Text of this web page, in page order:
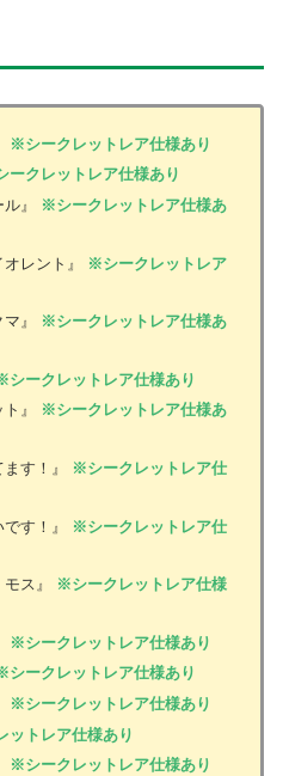
※シークレットレア仕様あり
ークレットレア仕様あり
』
※シークレットレア仕様あ
レント』
※シークレットレア
』
※シークレットレア仕様あ
シークレットレア仕様あり
』
※シークレットレア仕様あ
す！』
※シークレットレア仕
す！』
※シークレットレア仕
ス』
※シークレットレア仕様
※シークレットレア仕様あり
シークレットレア仕様あり
※シークレットレア仕様あり
ットレア仕様あり
※シークレットレア仕様あり